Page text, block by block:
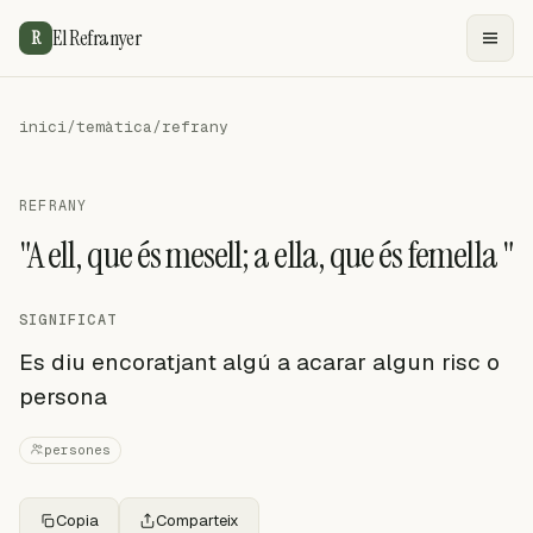
R El Refranyer
inici/temàtica/refrany
REFRANY
"A ell, que és mesell; a ella, que és femella "
SIGNIFICAT
Es diu encoratjant algú a acarar algun risc o
persona
persones
Copia Comparteix